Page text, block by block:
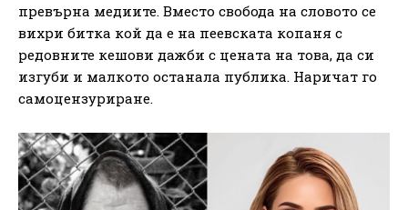
превърна медиите. Вместо свобода на словото се
вихри битка кой да е на пеевската копаня с
редовните кешови дажби с цената на това, да си
изгуби и малкото останала публика. Наричат го
самоцензуриране.